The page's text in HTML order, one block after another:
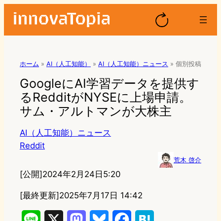
ホーム » AI（人工知能） » AI（人工知能）ニュース » 個別投稿
GoogleにAI学習データを提供す
るRedditがNYSEに上場申請。
サム・アルトマンが大株主
AI（人工知能）ニュース
Reddit
荒木 啓介
[公開]2024年2月24日5:20
[最終更新]2025年7月17日 14:42